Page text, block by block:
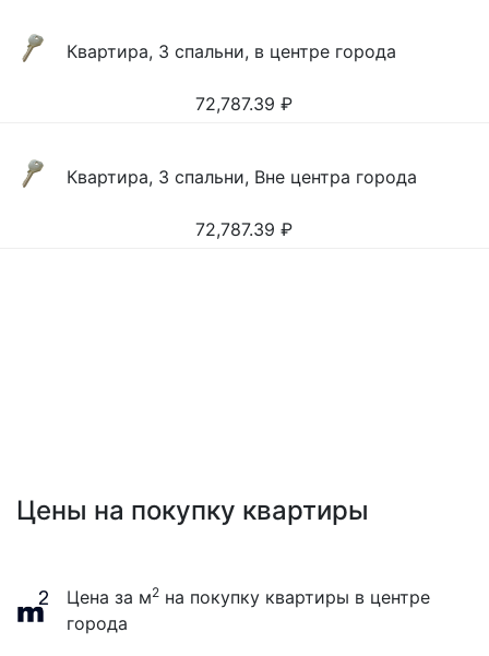
Квартира, 3 спальни, в центре города
72,787.39 ₽
Квартира, 3 спальни, Вне центра города
72,787.39 ₽
Цены на покупку квартиры
Цена за м2 на покупку квартиры в центре
города